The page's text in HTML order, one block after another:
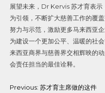
展望未来，Dr Kervis 苏才育表
为引领，不断扩大慈善工作的覆
努力与示范，激励更多马来西亚
为建设一个更加公平、温暖的社
来西亚商界与慈善界交相辉映的
会责任担当的最佳诠释。
Post
Previous: 苏才育主席做的这件